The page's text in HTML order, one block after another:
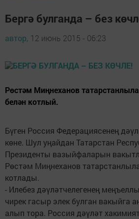
Бергә булганда – без
автор, 12 июнь 2015 - 06:23
Рөстәм Миңнеханов
белән котлый.
Бүген Россия Федерациясенең
көне. Шул уңайдан Татарстан
Президенты вазыйфаларын
Рөстәм Миңнеханов
котлады.
- Илебез дәүләтчелегенең
чирек гасыр элек булган вакыйга
алып тора. Россия дәүләт